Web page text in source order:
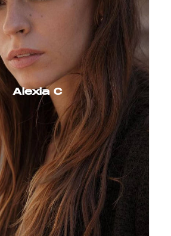
Alexia C